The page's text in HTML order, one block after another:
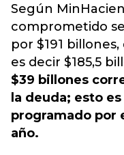
Según
comprometido
por $191
es decir $185,5
$39 billones
la deuda; esto
programado por
año.